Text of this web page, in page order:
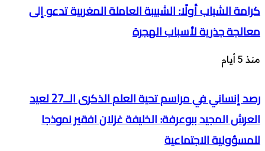
كرامة الشباب أولًا: الشبيبة العاملة المغربية تدعو إلى
معالجة جذرية لأسباب الهجرة
منذ 5 أيام
رصد إنساني في مراسم تحية العلم الذكرى الــ27 لعيد
العرش المجيد ببوعرفة: الخليفة غزلان افقير نموذجا
للمسؤولية الاجتماعية